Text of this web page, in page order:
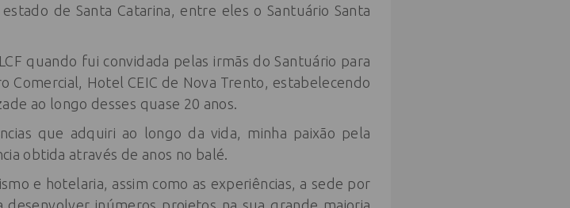
de Santa Catarina, entre eles o Santuário Santa
quando fui convidada pelas irmãs do Santuário para
Comercial, Hotel CEIC de Nova Trento, estabelecendo
ao longo desses quase 20 anos.
que adquiri ao longo da vida, minha paixão pela
obtida através de anos no balé.
e hotelaria, assim como as experiências, a sede por